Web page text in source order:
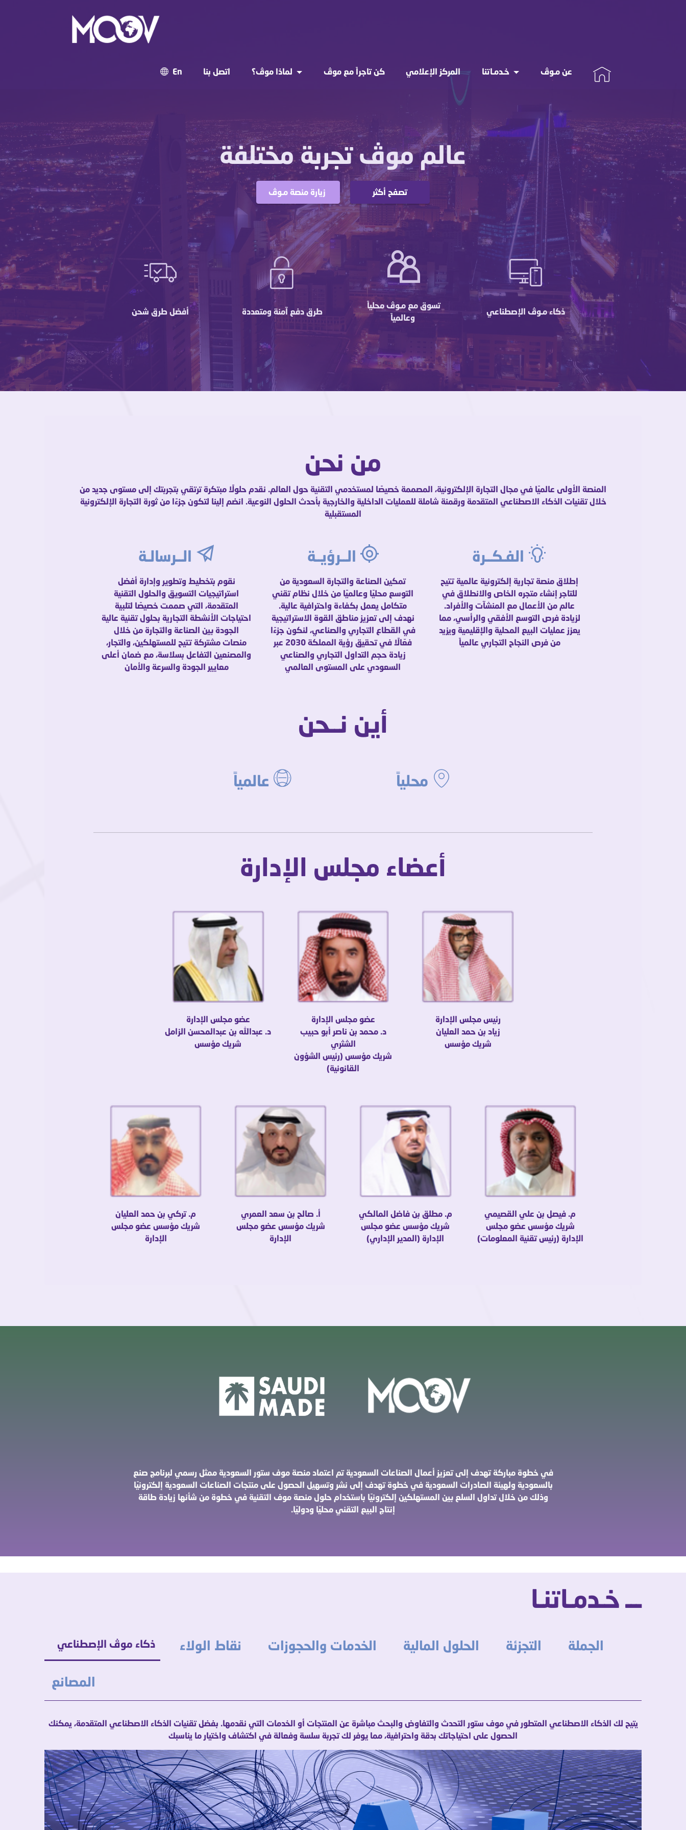
En اتصل بنا لماذا موڤ؟ كن تاجراً مع موڤ المركز الإعلامي خـدمـاتنا عن مـوڤ
عالم موڤ تجربة مختلفة
تصفح أكثر
أفضل طرق شحن طرق دفع آمنة ومتعددة
تسوق مع مـوڤ محلياً
ذكاء مـوڤ الإصطناعي
من نحن
المنصة الأولى عالميًا في مجال التجارة الإلكترونية، المصممة خصيصًا لمستخدمي التقنية حول العالم. نقدم حلولًا مبتكرة ترتقي بتجربتك إلى مستوى جديد من
خلال تقنيات الذكاء الاصطناعي المتقدمة ورقمنة شاملة للعمليات الداخلية والخارجية بأحدث الحلول النوعية. انضم إلينا لتكون جزءًا من ثورة التجارة الإلكترونية
المستقبلية
نقوم بتخطيط وتطوير وإدارة أفضل
استراتيجيات التسويق والحلول التقنية
المتقدمة، التي صممت خصيصًا لتلبية
احتياجات الأنشطة التجارية بحلول تقنية عالية
الجودة بين الصناعة والتجارة من خلال
منصات مشتركة تتيح للمستهلكين، والتجار،
والمصنعين التفاعل بسلاسة، مع ضمان أعلى
معايير الجودة والسرعة والأمان
تمكين الصناعة والتجارة السعودية من
التوسع محليًا وعالميًا من خلال نظام تقني
متكامل يعمل بكفاءة واحترافية عالية.
نهدف إلى تعزيز مناطق القوة الاستراتيجية
في القطاع التجاري والصناعي، لنكون جزءًا
فعّالًا في تحقيق رؤية المملكة 2030 عبر
زيادة حجم التداول التجاري والصناعي
السعودي على المستوى العالمي
إطلاق منصة تجارية إلكترونية عالمية تتيح
للتاجر إنشاء متجره الخاص والانطلاق في
عالم من الأعمال مع المنشآت والأفراد.
لزيادة فرص التوسع الأفقي والرأسي، مما
يعزز عمليات البيع المحلية والإقليمية ويزيد
من فرص النجاح التجاري عالمياً
أين نــحن
محلياً
أعضاء مجلس الإدارة
عضو مجلس الإدارة
د. عبدالله بن عبدالمحسن الزامل
شريك مؤسس
عضو مجلس الإدارة
د. محمد بن ناصر أبو حبيب
الشثري
شريك مؤسس (رئيس الشؤون
القانونية)
رئيس مجلس الإدارة
زياد بن حمد العليان
شريك مؤسس
م. تركي بن حمد العليان
شريك مؤسس عضو مجلس
الإدارة
أ. صالح بن سعد العمري
شريك مؤسس عضو مجلس
الإدارة
م. مطلق بن فاضل المالكي
شريك مؤسس عضو مجلس
الإدارة (المدير الإداري)
م. فيصل بن علي القصيمي
شريك مؤسس عضو مجلس
الإدارة (رئيس تقنية المعلومات)
في خطوة مباركة تهدف إلى تعزيز أعمال الصناعات السعودية تم اعتماد منصة موف ستور السعودية ممثل رسمي لبرنامج صنع
بالسعودية ولهيئة الصادرات السعودية في خطوة تهدف إلى نشر وتسهيل الحصول على منتجات الصناعات السعودية إلكترونيًا
وذلك من خلال تداول السلع بين المستهلكين إلكترونيًا باستخدام حلول منصة موف التقنية في خطوة من شأنها زيادة طاقة
إنتاج البيع التقني محليًا ودوليًا.
ـــ خـدمـاتنـا
ذكاء موڤ الإصطناعي
المصانع
يتيح لك الذكاء الاصطناعي المتطور في موف ستور التحدث والتفاوض والبحث مباشرة عن المنتجات أو الخدمات التي نقدمها. بفضل تقنيات الذكاء الاصطناعي المتقدمة، يمكنك
الحصول على احتياجاتك بدقة واحترافية، مما يوفر لك تجربة سلسة وفعالة في اكتشاف واختيار ما يناسبك